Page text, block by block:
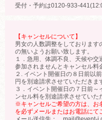
受付・予約は0120-933-
【キャンセルについて】
男女の人数調整をしておりま
の無いようお願い致します。
１．急用、体調不良、天候や
参加されませんとキャンセル料
２. イベント開催日の８日前以
円を別途請求させていただきま
３．イベント開催日の７日前
ンセル料を別途請求させていた
※キャンセルご希望の方は、お
を必ずメールまたはお電話にて